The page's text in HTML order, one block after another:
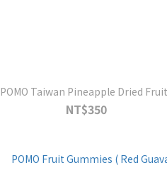
POMO Taiwan Pineapple Dried
NT$350